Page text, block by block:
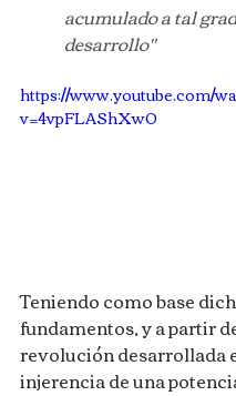
acumulado a tal
desarrollo"
https://www.youtube.com/
v=4vpFLAShXw0
Teniendo como base
fundamentos, y a partir
revolución desarrollada
injerencia de una